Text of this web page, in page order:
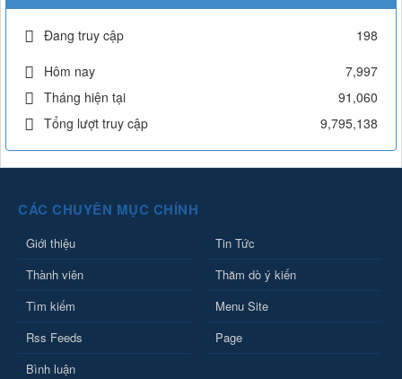
Đang truy cập
198
Hôm nay
7,997
Tháng hiện tại
91,060
Tổng lượt truy cập
9,795,138
CÁC CHUYÊN MỤC CHÍNH
Giới thiệu
Tin Tức
Thành viên
Thăm dò ý kiến
Tìm kiếm
Menu Site
Rss Feeds
Page
Bình luận